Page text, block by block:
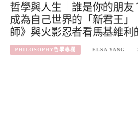
哲學與人生｜誰是你的朋友
成為自己世界的「新君王」
師》與火影忍者看馬基維利
PHILOSOPHY哲學專欄 ELSA YANG